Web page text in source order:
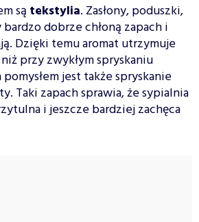
są tekstylia. Zasłony, poduszki,
dobrze chłoną zapach i
Dzięki temu aromat utrzymuje
przy zwykłym spryskaniu
jest także spryskanie
Taki zapach sprawia, że sypialnia
i jeszcze bardziej zachęca